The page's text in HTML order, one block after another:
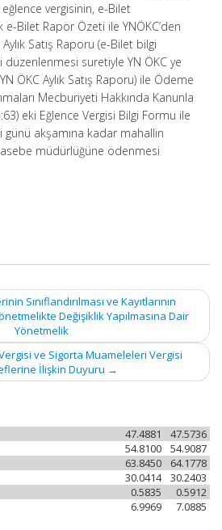
vergisinin, e-Bilet
Bilet Rapor Özeti ile YNÖKC’den
Satış Raporu (e-Bilet bilgi
düzenlenmesi suretiyle YN ÖKC ye
ÖKC Aylık Satış Raporu) ile Ödeme
Mecburiyeti Hakkında Kanunla
eki Eğlence Vergisi Bilgi Formu ile
günü akşamına kadar mahallin
müdürlüğüne ödenmesi
Sınıflandırılması ve Kayıtlarının
Değişiklik Yapılmasına Dair
Yönetmelik
ve Sigorta Muameleleri Vergisi
İlişkin Duyuru →
47.5736
47.4881
54.9087
54.8100
64.1778
63.8450
30.2403
30.0414
0.5912
0.5835
7.0885
6.9969